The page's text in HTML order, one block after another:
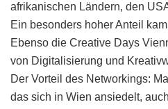
afrikanischen Ländern, den
Ein besonders hoher Anteil
Ebenso die Creative Days
von Digitalisierung und
Der Vorteil des Networkings:
das sich in Wien ansiedelt,